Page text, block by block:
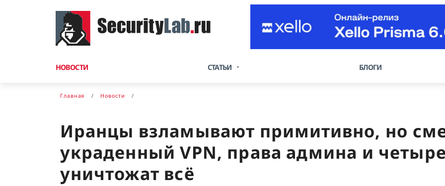
НОВОСТИ СТАТЬИ БЛОГИ
Главная Новости
Иранцы взламывают примитивно, но
украденный VPN, права админа и
уничтожат всё